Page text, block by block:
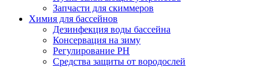
Запчасти для скиммеров
Химия для бассейнов
Дезинфекция воды бассейна
Консервация на зиму
Регулирование PH
Средства защиты от вородослей